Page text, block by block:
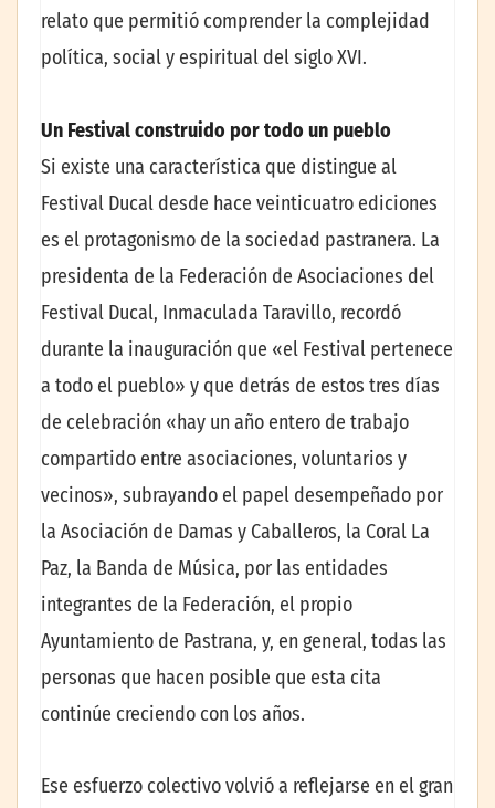
relato que permitió comprender la complejidad
política, social y espiritual del siglo XVI.
Un Festival construido por todo un pueblo
Si existe una característica que distingue al
Festival Ducal desde hace veinticuatro ediciones
es el protagonismo de la sociedad pastranera. La
presidenta de la Federación de Asociaciones del
Festival Ducal, Inmaculada Taravillo, recordó
durante la inauguración que «el Festival pertenece
a todo el pueblo» y que detrás de estos tres días
de celebración «hay un año entero de trabajo
compartido entre asociaciones, voluntarios y
vecinos», subrayando el papel desempeñado por
la Asociación de Damas y Caballeros, la Coral La
Paz, la Banda de Música, por las entidades
integrantes de la Federación, el propio
Ayuntamiento de Pastrana, y, en general, todas las
personas que hacen posible que esta cita
continúe creciendo con los años.
Ese esfuerzo colectivo volvió a reflejarse en el gran